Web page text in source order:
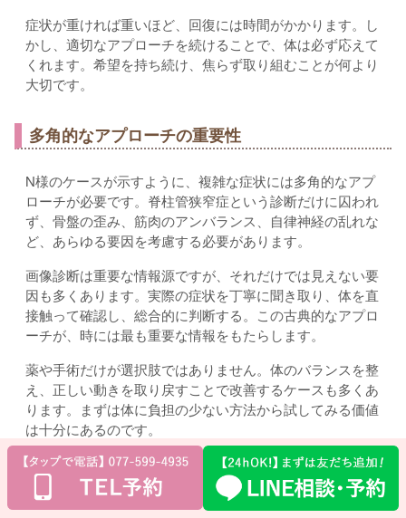
症状が重ければ重いほど、回復には時間がかかります。し
かし、適切なアプローチを続けることで、体は必ず応えて
くれます。希望を持ち続け、焦らず取り組むことが何より
大切です。
多角的なアプローチの重要性
N様のケースが示すように、複雑な症状には多角的なアプ
ローチが必要です。脊柱管狭窄症という診断だけに囚われ
ず、骨盤の歪み、筋肉のアンバランス、自律神経の乱れな
ど、あらゆる要因を考慮する必要があります。
画像診断は重要な情報源ですが、それだけでは見えない要
因も多くあります。実際の症状を丁寧に聞き取り、体を直
接触って確認し、総合的に判断する。この古典的なアプロ
ーチが、時には最も重要な情報をもたらします。
薬や手術だけが選択肢ではありません。体のバランスを整
え、正しい動きを取り戻すことで改善するケースも多くあ
ります。まずは体に負担の少ない方法から試してみる価値
は十分にあるのです。
整体院まほうの手でお待ちしています